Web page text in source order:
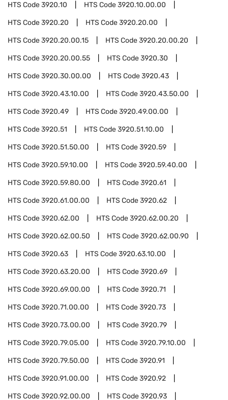
HTS Code3920.10 HTS Code3920.10.00.00
HTS Code3920.20 HTS Code3920.20.00
HTS Code3920.20.00.15 HTS Code3920.20.00.20
HTS Code3920.20.00.55 HTS Code3920.30
HTS Code3920.30.00.00 HTS Code3920.43
HTS Code3920.43.10.00 HTS Code3920.43.50.00
HTS Code3920.49 HTS Code3920.49.00.00
HTS Code3920.51 HTS Code3920.51.10.00
HTS Code3920.51.50.00 HTS Code3920.59
HTS Code3920.59.10.00 HTS Code3920.59.40.00
HTS Code3920.59.80.00 HTS Code3920.61
HTS Code3920.61.00.00 HTS Code3920.62
HTS Code3920.62.00 HTS Code3920.62.00.20
HTS Code3920.62.00.50 HTS Code3920.62.00.90
HTS Code3920.63 HTS Code3920.63.10.00
HTS Code3920.63.20.00 HTS Code3920.69
HTS Code3920.69.00.00 HTS Code3920.71
HTS Code3920.71.00.00 HTS Code3920.73
HTS Code3920.73.00.00 HTS Code3920.79
HTS Code3920.79.05.00 HTS Code3920.79.10.00
HTS Code3920.79.50.00 HTS Code3920.91
HTS Code3920.91.00.00 HTS Code3920.92
HTS Code3920.92.00.00 HTS Code3920.93